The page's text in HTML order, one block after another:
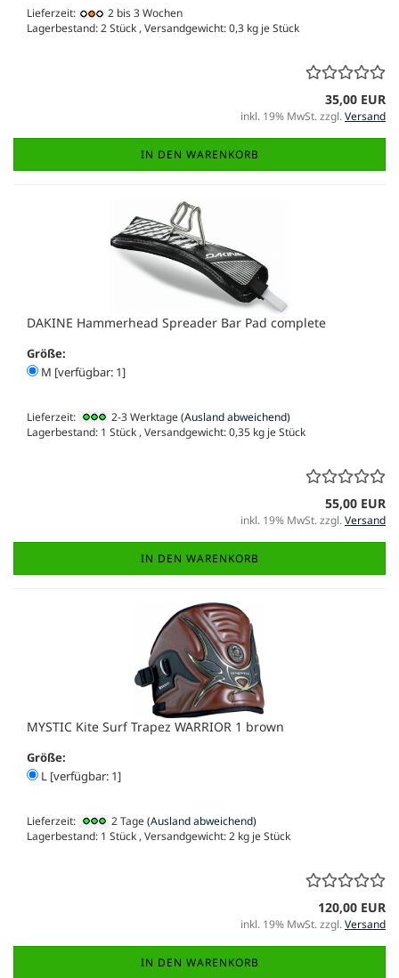
Lieferzeit:
2 bis 3 Wochen
Lagerbestand: 2 Stück , Versandgewicht:0,3 kg je Stück
35,00 EUR
inkl. 19% MwSt. zzgl.Versand
IN DEN WARENKORB
DAKINE Hammerhead Spreader Bar Pad complete
Größe:
M [verfügbar: 1]
Lieferzeit: 2-3 Werktage(Ausland abweichend)
Lagerbestand: 1 Stück , Versandgewicht:0,35 kg je Stück
55,00 EUR
inkl. 19% MwSt. zzgl.Versand
IN DEN WARENKORB
MYSTIC Kite Surf Trapez WARRIOR 1 brown
Größe:
L [verfügbar: 1]
Lieferzeit: 2 Tage(Ausland abweichend)
Lagerbestand: 1 Stück , Versandgewicht:2 kg je Stück
120,00 EUR
inkl. 19% MwSt. zzgl.Versand
IN DEN WARENKORB